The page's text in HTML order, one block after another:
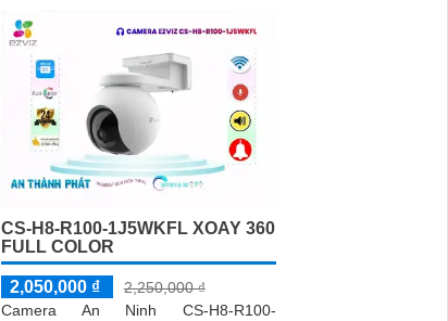
giúp giám sát hiệu quả trong mọi điều
kiện ánh sáng
CS-H8-R100-1J5WKFL XOAY 360
FULL COLOR
2,050,000 ₫
2,250,000 ₫
Camera An Ninh CS-H8-R100-